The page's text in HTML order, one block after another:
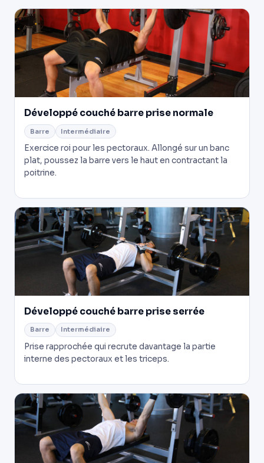
Développé couché barre prise normale
Barre Intermédiaire
Exercice roi pour les pectoraux. Allongé sur un banc
plat, poussez la barre vers le haut en contractant la
poitrine.
Développé couché barre prise serrée
Barre Intermédiaire
Prise rapprochée qui recrute davantage la partie
interne des pectoraux et les triceps.